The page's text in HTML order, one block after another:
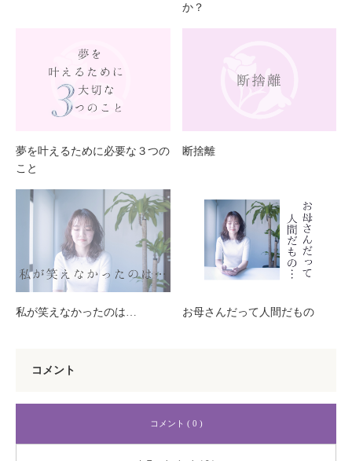
か？
夢を叶えるために必要な３つの
こと
断捨離
私が笑えなかったのは… お母さんだって人間だもの
コメント
コメント ( 0 )